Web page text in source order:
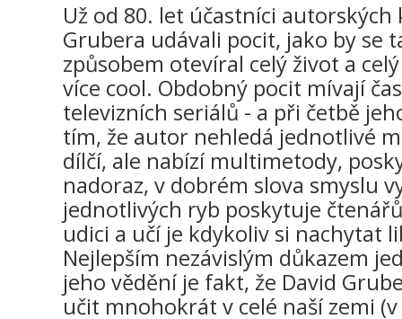
Už od 80. let účastníci
Grubera udávali pocit, jako by se
způsobem otevíral celý život a
více cool. Obdobný pocit mívají
televizních seriálů - a při četbě
tím, že autor nehledá jednotlivé
dílčí, ale nabízí multimetody,
nadoraz, v dobrém slova smyslu
jednotlivých ryb poskytuje
udici a učí je kdykoliv si nachytat
Nejlepším nezávislým důkazem
jeho vědění je fakt, že David
učit mnohokrát v celé naší zemi